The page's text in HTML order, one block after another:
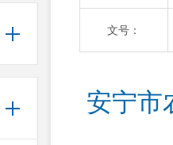
文号：
安宁市